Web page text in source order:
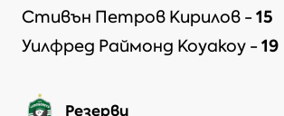
Стивън Петров Кирилов -15
Уилфред Раймонд Коуакоу -19
Резерви